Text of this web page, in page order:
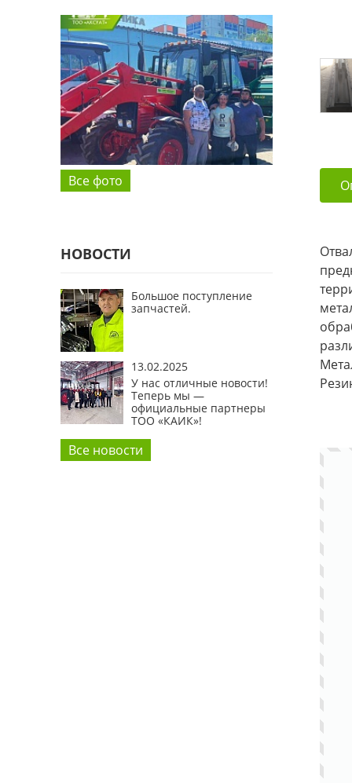
Все фото
НОВОСТИ
Большое поступление
запчастей.
13.02.2025
У нас отличные новости!
Теперь мы —
официальные партнеры
ТОО «КАИК»!
Все новости